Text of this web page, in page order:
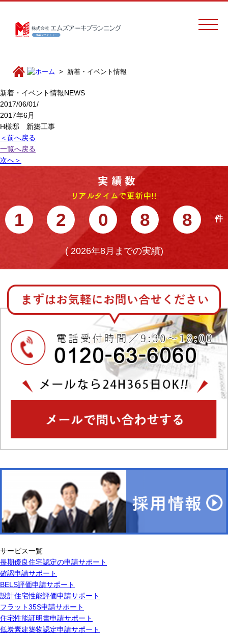
新着・イベント情報
新着・イベント情報NEWS
2017/06/01/
2017年6月
H様邸 新築工事
＜前へ戻る
一覧へ戻る
次へ＞
1 2 0 8 8
(2026年8月までの実績)
サービス一覧
長期優良住宅認定の申請サポート
確認申請サポート
BELS評価申請サポート
設計住宅性能評価申請サポート
フラット35S申請サポート
住宅性能証明書申請サポート
低炭素建築物認定申請サポート